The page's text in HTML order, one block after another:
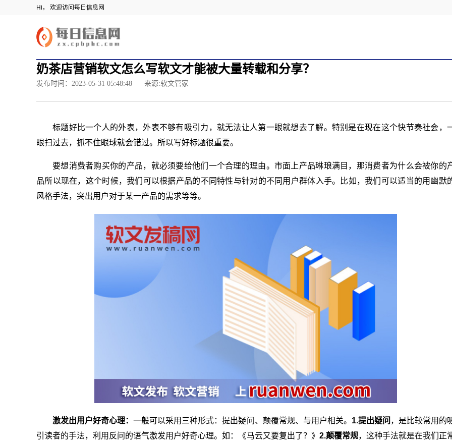
Hi， 欢迎访问每日信息网
奶茶店营销软文怎么写软文才能被大量转载和分享？
发布时间：2023-05-31 05:48:48 来源:软文管家
标题好比一个人的外表，外表不够有吸引力，就无法让人第一眼就想去了解。特别是在现在这个快节奏社会，
眼扫过去，抓不住眼球就会错过。所以写好标题很重要。
要想消费者购买你的产品，就必须要给他们一个合理的理由。市面上产品琳琅满目，那消费者为什么会被你的
品所以现在，这个时候，我们可以根据产品的不同特性与针对的不同用户群体入手。比如，我们可以适当的用幽默
风格手法，突出用户对于某一产品的需求等等。
激发出用户好奇心理：一般可以采用三种形式：提出疑问、颠覆常规、与用户相关。 1.提出疑问 ，是比较常用的
引读者的手法，利用反问的语气激发用户好奇心理。如：《马云又要复出了？》 2.颠覆常规，这种手法就是在我们正